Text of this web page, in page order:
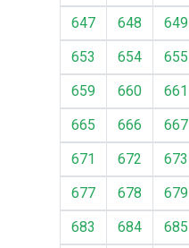
647
648 649
653
654 655
659
660 661
665
666 667
671
672 673
677
678 679
683
684 685